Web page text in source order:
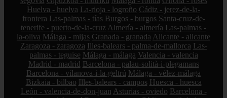
Huelva - huelva La-rioja - logroño Cádiz - jerez-de-la-
frontera Las-palmas - tías Burgos - burgos Santa-cruz-de-
tenerife - puerto-de-la-cruz Almería - almería Las-palmas -
la-oliva Málaga - mijas Granada - granada Alicante - alicante
Zaragoza - zaragoza Illes-balears - palma-de-mallorca Las-
palmas - teguise Málaga - málaga Valencia - valencia
Madrid - madrid Barcelona - palau-solità-i-plegamans
Barcelona - vilanova-i-la-geltrú Málaga - vélez-málaga
Bizkaia - bilbao Illes-balears - campos Huesca - huesca
León - valencia-de-don-juan Asturias - oviedo Barcelona -